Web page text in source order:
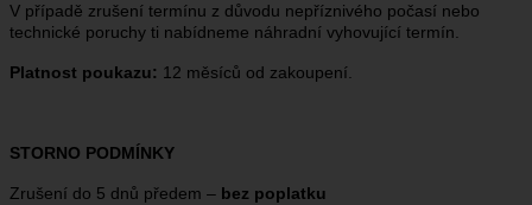
V případě zrušení termínu z důvodu nepříznivého počasí nebo
technické poruchy ti nabídneme náhradní vyhovující termín.
Platnost poukazu: 12 měsíců od zakoupení.
STORNO PODMÍNKY
Zrušení do 5 dnů předem – bez poplatku